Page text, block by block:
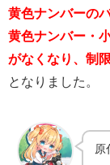
黄色ナンバーの
黄色ナンバー・
がなくなり、制
となりました。
原